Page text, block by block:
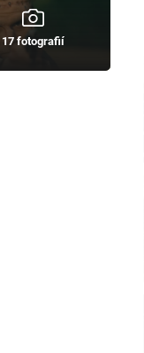
17 fotografií